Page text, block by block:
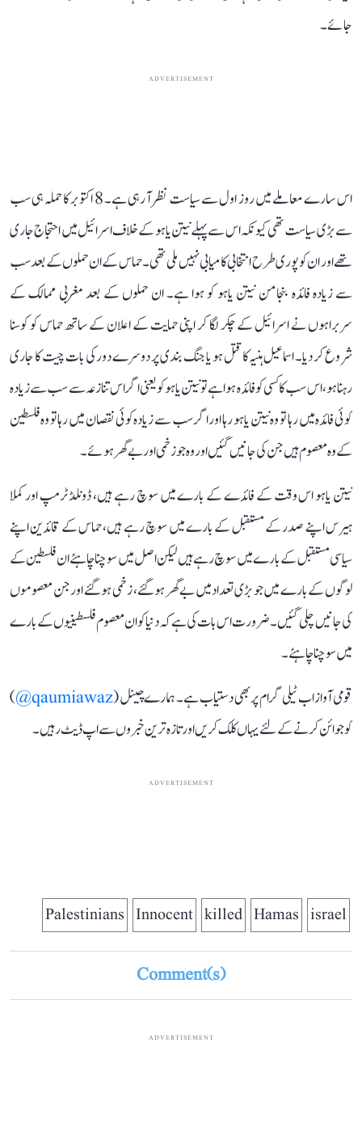
جائے۔
ADVERTISEMENT
اس سارے معاملے میں روز اول سے سیاست نظر آ رہی ہے۔ 8 اکتوبر کا حملہ ہی سب
سے بڑی سیاست تھی کیونکہ اس سے پہلے نیتن یاہو کے خلاف اسرائیل میں احتجاج جاری
تھے اور ان کو پوری طرح انتخابی کامیابی نہیں ملی تھی۔ حماس کے ان حملوں کے بعد سب
سے زیادہ فائدہ بنجامن نیتن یاہو کو ہوا ہے۔ ان حملوں کے بعد مغربی ممالک کے
سربراہوں نے اسرائیل کے چکر لگا کر اپنی حمایت کے اعلان کے ساتھ حماس کو کوسنا
شروع کر دیا۔ اسماعیل ہنیہ کا قتل ہو یا جنگ بندی پر دوسرے دور کی بات چیت کا جاری
رہنا ہو، اس سب کا کسی کو فائدہ ہوا ہے تو نیتن یاہو کو یعنی اگر اس تنازعہ سے سب سے زیادہ
کوئی فائدہ میں رہا تو وہ نیتن یاہو رہا اور اگر سب سے زیادہ کوئی نقصان میں رہا تو وہ فلسطین
کے وہ معصوم ہیں جن کی جانیں گئیں اور وہ جو زخمی اور بے گھر ہوئے۔
نیتن یاہو اس وقت کے فائدے کے بارے میں سوچ رہے ہیں، ڈونلڈ ٹرمپ اور کملا
ہیرس اپنے صدر کے مستقبل کے بارے میں سوچ رہے ہیں، حماس کے قائدین اپنے
سیاسی مستقبل کے بارے میں سوچ رہے ہیں لیکن اصل میں سوچنا چاہئے ان فلسطین کے
لوگوں کے بارے میں جو بڑی تعداد میں بے گھر ہو گئے، زخمی ہو گئے اور جن معصوموں
کی جانیں چلی گئیں۔ ضرورت اس بات کی ہے کہ دنیا کو ان معصوم فلسطینیوں کے بارے
میں سوچنا چاہئے۔
قومی آواز اب ٹیلی گرام پر بھی دستیاب ہے۔ ہمارے چینل (qaumiawaz@
)
کو جوائن کرنے کے لئے یہاں کلک کریں اور تازہ ترین خبروں سے اپ ڈیٹ رہیں۔
ADVERTISEMENT
israel
Hamas
killed
Innocent
Palestinians
Comment(s)
ADVERTISEMENT